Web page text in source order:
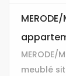
MERODE/
meublé